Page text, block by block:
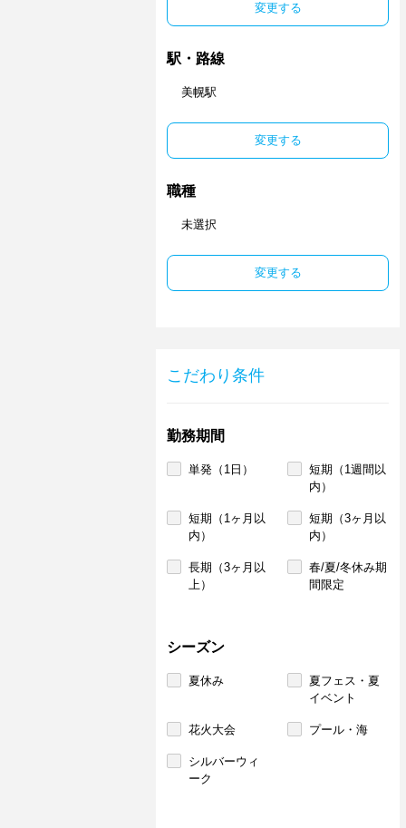
変更する
駅・路線
美幌駅
変更する
職種
未選択
変更する
こだわり条件
勤務期間
単発（1日）
短期（1週間以
内）
短期（1ヶ月以
内）
短期（3ヶ月以
内）
長期（3ヶ月以
上）
春/夏/冬休み期
間限定
シーズン
夏休み
夏フェス・夏
イベント
花火大会 プール・海
シルバーウィ
ーク